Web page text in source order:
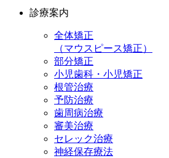
診療案内
全体矯正
（マウスピース矯正）
部分矯正
小児歯科・小児矯正
根管治療
予防治療
歯周病治療
審美治療
セレック治療
神経保存療法